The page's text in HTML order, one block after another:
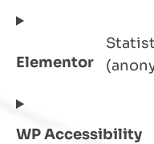
Elementor
WP Accessibility